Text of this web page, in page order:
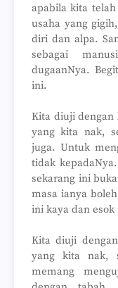
apabila kita
usaha yang
diri dan alpa.
sebagai
dugaanNya.
ini.
Kita diuji dengan
yang kita nak,
juga. Untuk
tidak
sekarang ini
masa ianya
ini kaya dan
Kita diuji
yang kita nak,
memang